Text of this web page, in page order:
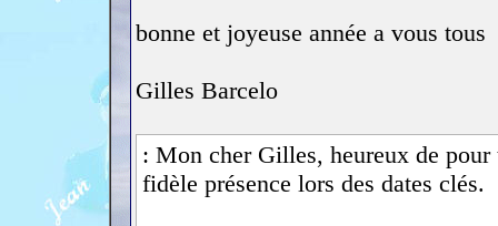
bonne et joyeuse année a vous tous
Gilles Barcelo
: Mon cher Gilles, heureux de
fidèle présence lors des dates clés.